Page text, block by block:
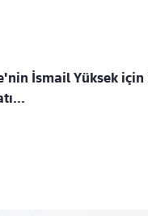
İsmail Yüksek